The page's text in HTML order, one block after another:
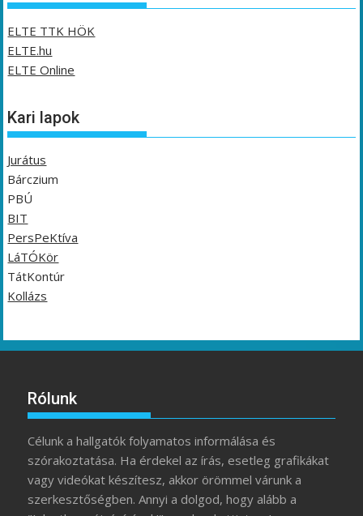
ELTE TTK HÖK
ELTE.hu
ELTE Online
Kari lapok
Jurátus
Bárczium
PBÚ
BIT
PersPeKtíva
LáTÓKör
TátKontúr
Kollázs
Rólunk
Célunk a hallgatók folyamatos informálása és
szórakoztatása. Ha érdekel az írás, esetleg grafikákat
vagy videókat készítesz, akkor örömmel várunk a
szerkesztőségben. Annyi a dolgod, hogy alább a